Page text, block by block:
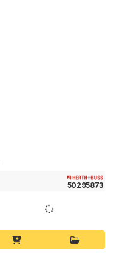
50295873